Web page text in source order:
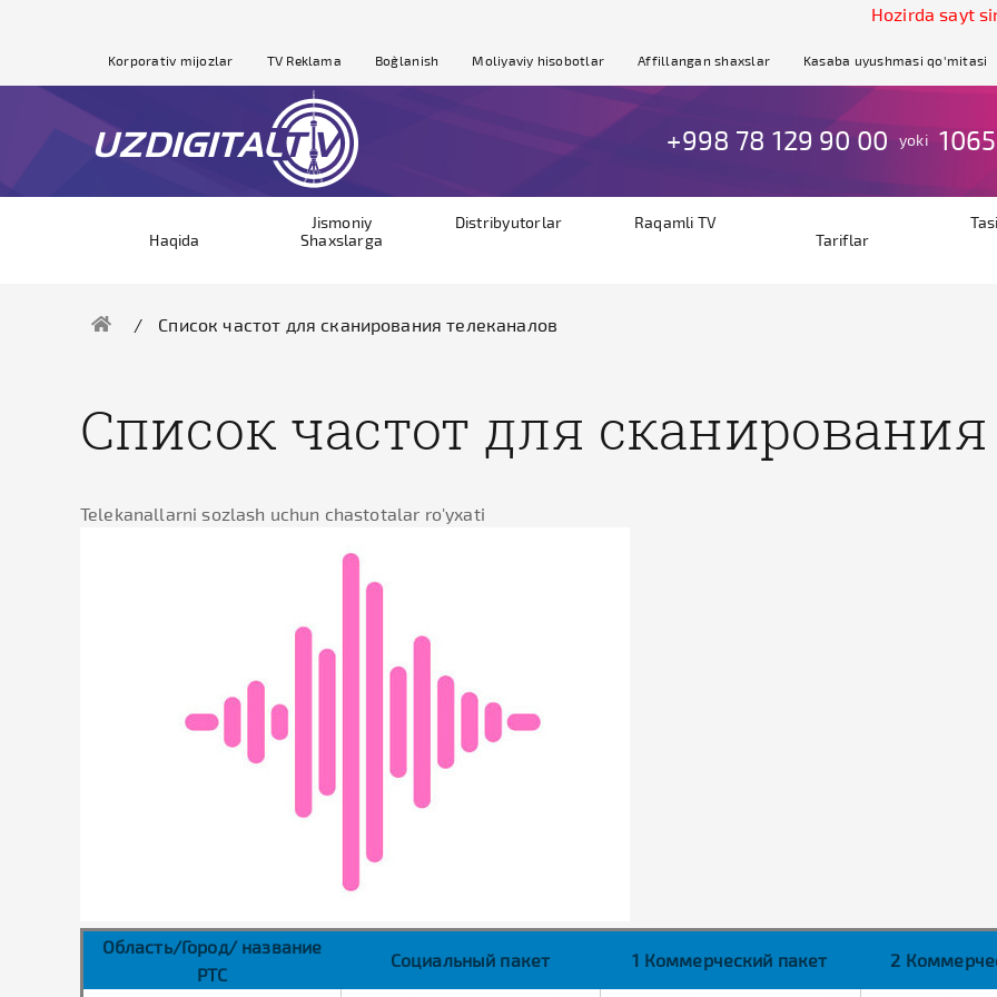
Hozirda sayt sinov
Korporativ mijozlar TV Reklama Bog`lanish Moliyaviy hisobotlar Affillangan shaxslar Kasaba uyushmasi qo'mitasi
+998 78 129 90 00 yoki 1065
Haqida
Jismoniy
Shaxslarga
Distribyutorlar
Raqamli TV
Tariflar
Список частот для сканирования телеканалов
Список частот для
Telekanallarni sozlash uchun chastotalar ro'yxati
Область/Город/ название
РТС
Социальный пакет 1 Коммерческий пакет 2